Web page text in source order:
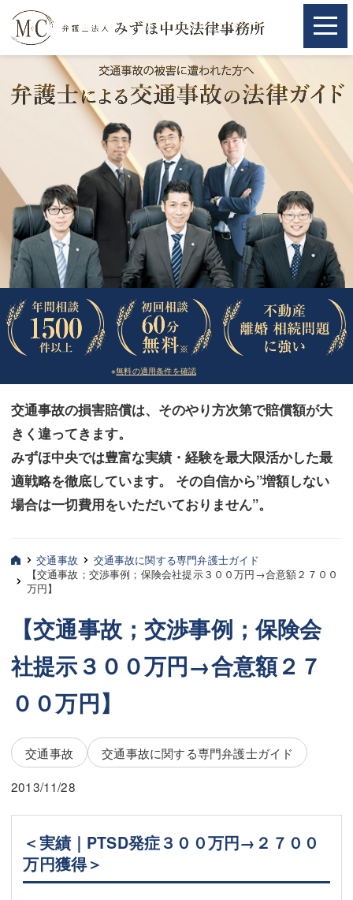
取扱分野
相続・遺言
離婚（夫婦間トラブル）
企業法務
労働問題（解雇，残業等）
刑事弁護
交通事故
法律相談など（その他）
お客様へ
みずほ中央の特長・実質編
みずほ中央の特長・形式編
三平 聡史
坂本 陽一
桶川 聡
三平 隆史
吉元 優仁
小川 祐
弁護士費用
不動産
相続・遺言
※無料の適用条件を確認
交通事故の損害賠償は、そのやり方次第で賠償額が大
きく違ってきます。
みずほ中央では豊富な実績・経験を最大限活かした最
適戦略を徹底しています。 その自信から”増額しない
場合は一切費用をいただいておりません”。
取扱分野
相続・遺言
離婚（夫婦間トラブル）
企業法務
労働問題（解雇，残業等）
刑事弁護
交通事故
法律相談など（その他）
お客様へ
みずほ中央の特長・実質編
みずほ中央の特長・形式編
三平 聡史
坂本 陽一
桶川 聡
三平 隆史
吉元 優仁
弁護士費用
不動産
相続・遺言
離婚（夫婦間トラブル）
交通事故
交通事故に関する専門弁護士ガイド
【交通事故；交渉事例；保険会社提示３００万円→合意額２７００
万円】
【交通事故；交渉事例；保険会
社提示３００万円→合意額２７
００万円】
交通事故
交通事故に関する専門弁護士ガイド
2013/11/28
＜実績｜PTSD発症３００万円→２７００
万円獲得＞